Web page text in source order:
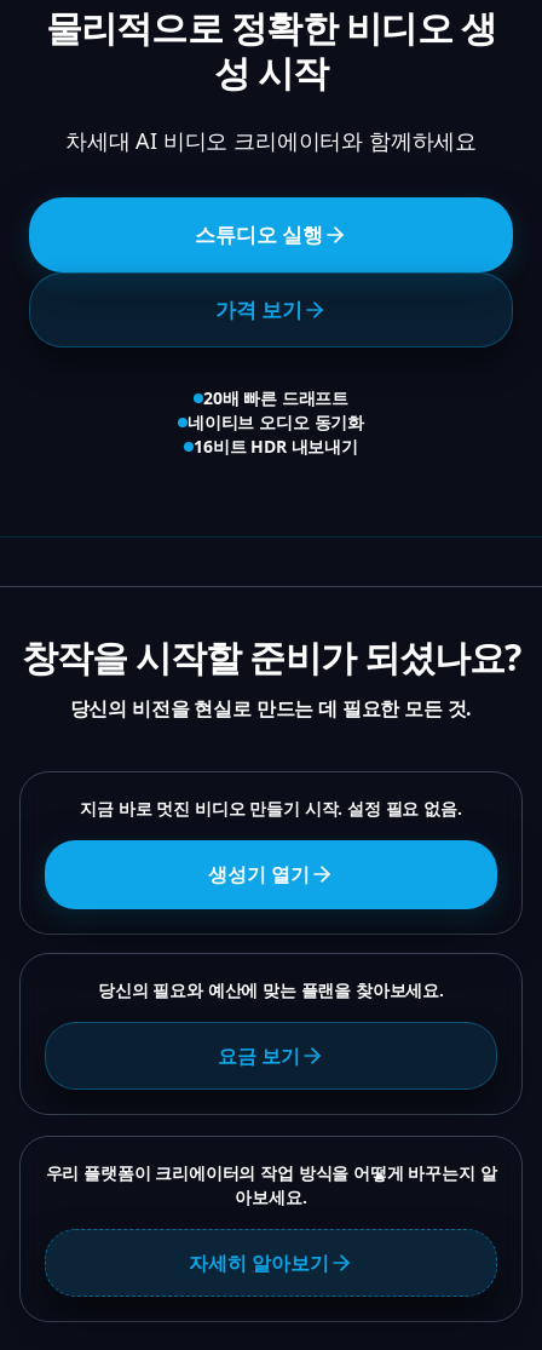
물리적으로 정확한 비디오 생
성 시작
차세대 AI 비디오 크리에이터와 함께하세요
스튜디오 실행
가격 보기
20배 빠른 드래프트
네이티브 오디오 동기화
16비트 HDR 내보내기
창작을 시작할 준비가 되셨나요?
당신의 비전을 현실로 만드는 데 필요한 모든 것.
지금 바로 멋진 비디오 만들기 시작. 설정 필요 없음.
생성기 열기
당신의 필요와 예산에 맞는 플랜을 찾아보세요.
요금 보기
우리 플랫폼이 크리에이터의 작업 방식을 어떻게 바꾸는지 알
아보세요.
자세히 알아보기